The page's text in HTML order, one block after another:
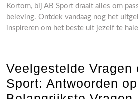
Kortom, bij AB Sport draait alles om
beleving. Ontdek vandaag nog het
inspireren om het beste uit jezelf te
Veelgestelde Vragen
Sport: Antwoorden